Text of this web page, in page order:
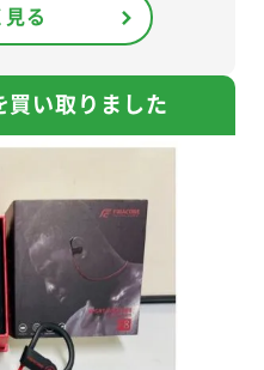
る
買い取りました